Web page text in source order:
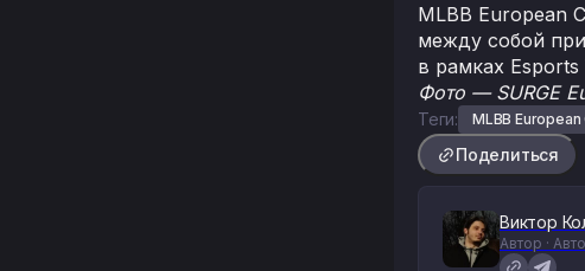
MLBB European
между собой
в рамках Esports
Фото — SURGE
Теги: MLBB
Поделиться
Виктор
Автор ·